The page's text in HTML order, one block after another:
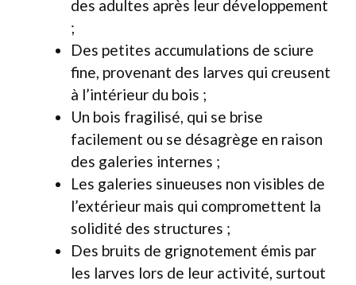
des adultes après leur développement
;
Des petites accumulations de sciure
fine, provenant des larves qui creusent
à l’intérieur du bois ;
Un bois fragilisé, qui se brise
facilement ou se désagrège en raison
des galeries internes ;
Les galeries sinueuses non visibles de
l’extérieur mais qui compromettent la
solidité des structures ;
Des bruits de grignotement émis par
les larves lors de leur activité, surtout